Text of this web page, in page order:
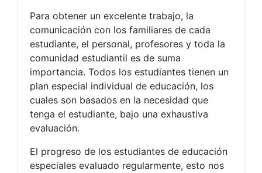
Para obtener un excelente trabajo, la
comunicación con los familiares de cada
estudiante, el personal, profesores y toda la
comunidad estudiantil es de suma
importancia. Todos los estudiantes tienen un
plan especial individual de educación, los
cuales son basados en la necesidad que
tenga el estudiante, bajo una exhaustiva
evaluación.
El progreso de los estudiantes de educación
especiales evaluado regularmente, esto nos